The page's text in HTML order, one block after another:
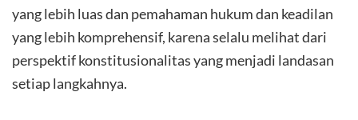
yang lebih luas dan pemahaman hukum dan keadilan
yang lebih komprehensif, karena selalu melihat dari
perspektif konstitusionalitas yang menjadi landasan
setiap langkahnya.